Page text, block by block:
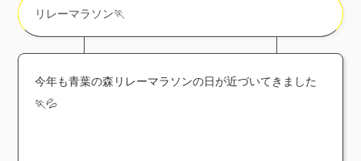
リレーマラソン🏃
今年も青葉の森リレーマラソンの日が近づいてきました
🏃💦